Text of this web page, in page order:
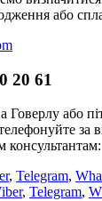
або
20 61
Говерлу або
за
, Telegram,
, Telegram,